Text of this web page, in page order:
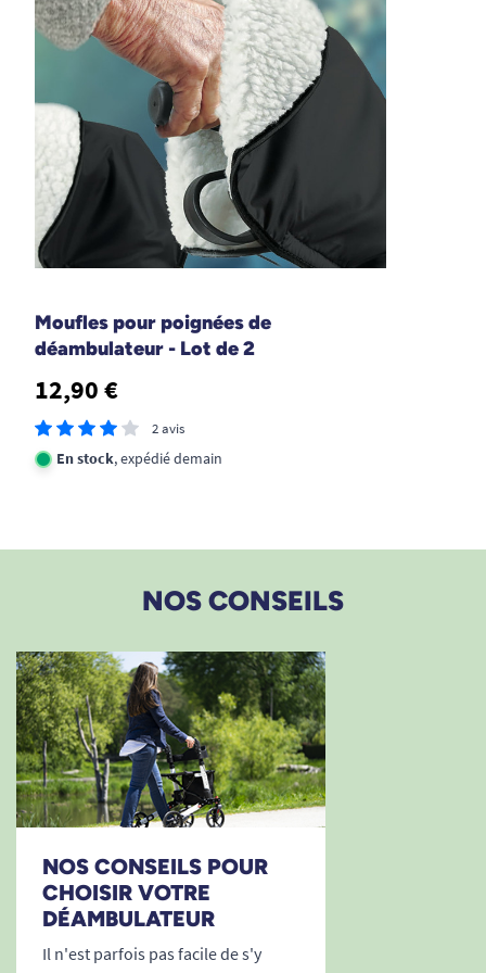
Conforme à la description
A. Anonymous
1 2 3
Moufles pour poignées de
déambulateur - Lot de 2
12,90 €
2 avis
En stock, expédié demain
NOS CONSEILS
NOS CONSEILS POUR
CHOISIR VOTRE
DÉAMBULATEUR
Il n'est parfois pas facile de s'y